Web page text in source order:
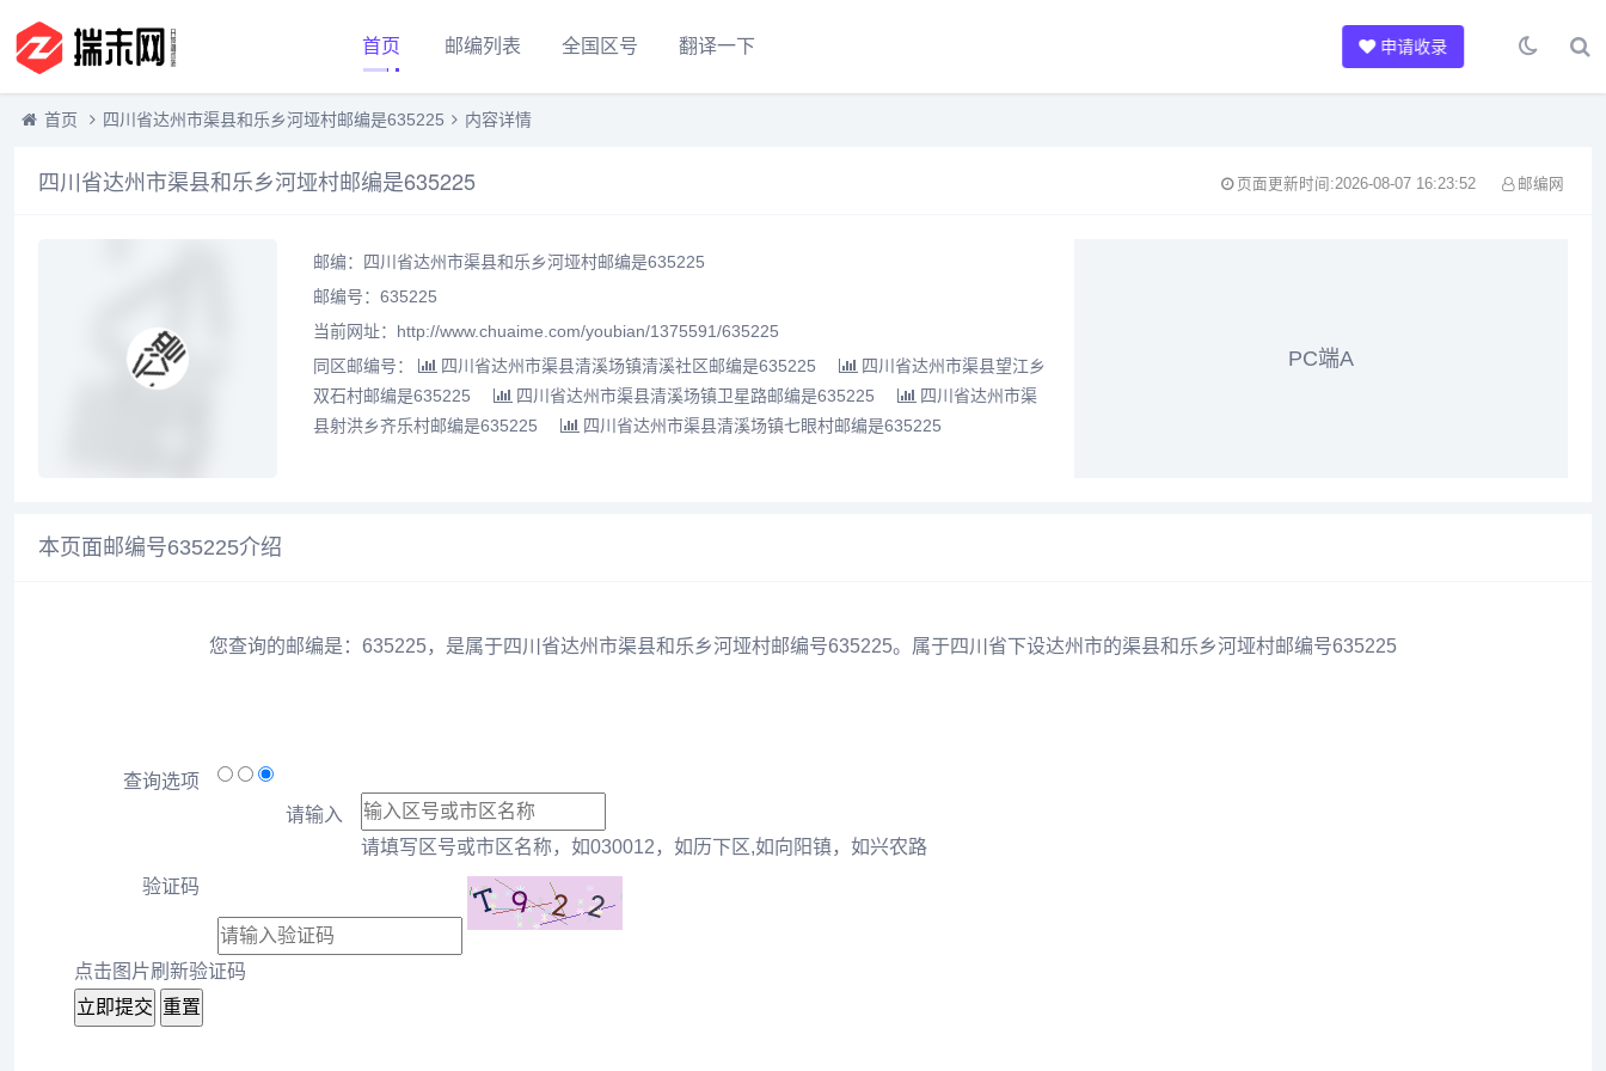
首页 邮编列表 全国区号 翻译一下 申请收录
首页 四川省达州市渠县和乐乡河垭村邮编是635225 内容详情
四川省达州市渠县和乐乡河垭村邮编是635225 页面更新时间:2026-08-07 16:23:52 邮编网
邮编：四川省达州市渠县和乐乡河垭村邮编是635225
邮编号：635225
当前网址：http://www.chuaime.com/youbian/1375591/635225
同区邮编号：
四川省达州市渠县清溪场镇清溪社区邮编是635225
四川省达州市渠县望江乡
双石村邮编是635225
四川省达州市渠县清溪场镇卫星路邮编是635225
四川省达州市渠
县射洪乡齐乐村邮编是635225
四川省达州市渠县清溪场镇七眼村邮编是635225
PC端A
本页面邮编号635225介绍
您查询的邮编是：635225，是属于四川省达州市渠县和乐乡河垭村邮编号635225。属于四川省下设达州市的渠县和乐乡河垭村邮编号635225
查询选项
请输入
请填写区号或市区名称，如030012，如历下区,如向阳镇，如兴农路
验证码
点击图片刷新验证码
立即提交 重置